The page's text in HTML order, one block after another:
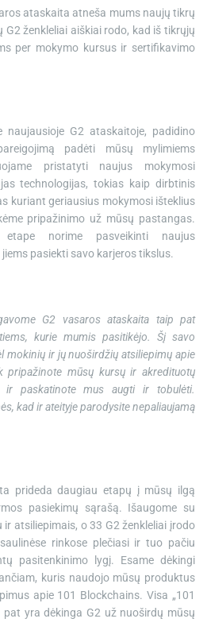
ataskaita atneša mums naujų tikrų
ženkleliai aiškiai rodo, kad iš tikrųjų
per mokymo kursus ir sertifikavimo
naujausioje G2 ataskaitoje, padidino
padėti mūsų mylimiems
pristatyti naujus mokymosi
technologijas, tokias kaip dirbtinis
kuriant geriausius mokymosi išteklius
pripažinimo už mūsų pastangas.
norime pasveikinti naujus
pasiekti savo karjeros tikslus.
G2 vasaros ataskaita taip pat
kurie mumis pasitikėjo. Šį savo
mokinių ir jų nuoširdžių atsiliepimų apie
mūsų kursų ir akredituotų
ir paskatinote mus augti ir tobulėti.
kad ir ateityje parodysite nepaliaujamą
prideda daugiau etapų į mūsų ilgą
pasiekimų sąrašą. Išaugome su
atsiliepimais, o 33 G2 ženkleliai įrodo
rinkose plečiasi ir tuo pačiu
pasitenkinimo lygį. Esame dėkingi
kuris naudojo mūsų produktus
apie 101 Blockchains. Visa „101
pat yra dėkinga G2 už nuoširdų mūsų